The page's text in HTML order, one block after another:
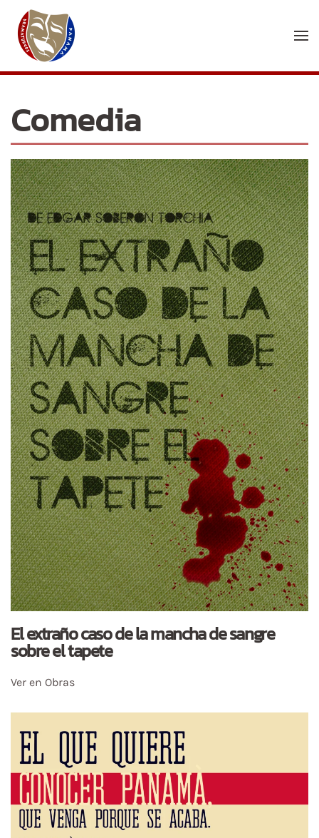
Skip to main content
Comedia
El extraño caso de la mancha de sangre
sobre el tapete
Ver en Obras